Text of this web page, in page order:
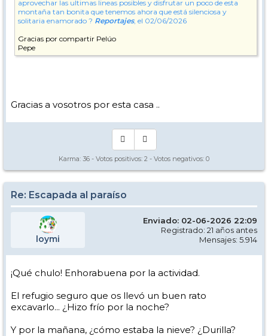
aprovechar las ultimas lineas posibles y disfrutar un poco de esta
montaña tan bonita que tenemos ahora que está silenciosa y
solitaria enamorado ? Reportajes, el 02/06/2026
Gracias por compartir Pelúo
Pepe
Gracias a vosotros por esta casa ..
Karma: 36 - Votos positivos: 2 - Votos negativos: 0
Re: Escapada al paraíso
loymi
Enviado: 02-06-2026 22:09
Registrado: 21 años antes
Mensajes: 5.914
¡Qué chulo! Enhorabuena por la actividad.
El refugio seguro que os llevó un buen rato
excavarlo... ¿Hizo frío por la noche?
Y por la mañana, ¿cómo estaba la nieve? ¿Durilla?